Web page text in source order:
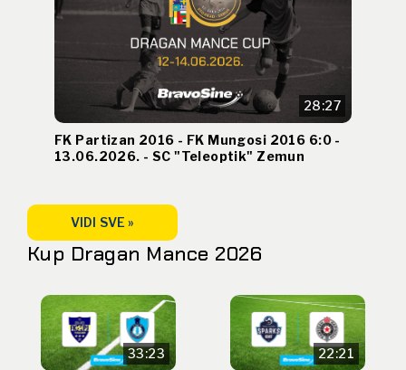
28:27
FK Partizan 2016 - FK Mungosi 2016 6:0 -
13.06.2026. - SC "Teleoptik" Zemun
VIDI SVE »
Kup Dragan Mance 2026
33:23 22:21